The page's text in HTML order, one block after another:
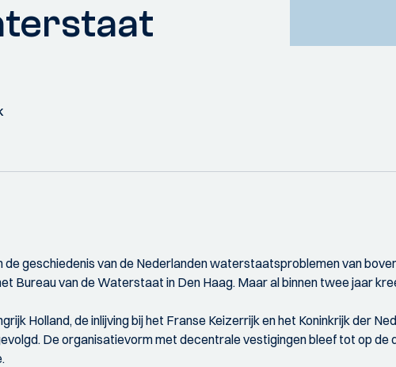
geschiedenis van de Nederlanden waterstaatsproblemen van
Bureau van de Waterstaat in Den Haag. Maar al binnen twee jaar
Holland, de inlijving bij het Franse Keizerrijk en het Koninkrijk der
De organisatievorm met decentrale vestigingen bleef tot op de